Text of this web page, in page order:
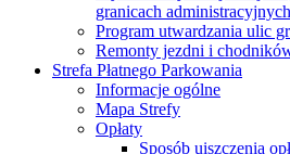
granicach
Program utwardzania ulic
Remonty jezdni i
Strefa Płatnego Parkowania
Informacje ogólne
Mapa Strefy
Opłaty
Sposób uiszczenia